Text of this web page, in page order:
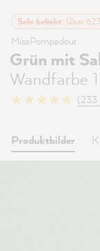
Sehr beliebt: Über
MissPompadour
Grün mit
Wandfarbe
(233
Produktbilder